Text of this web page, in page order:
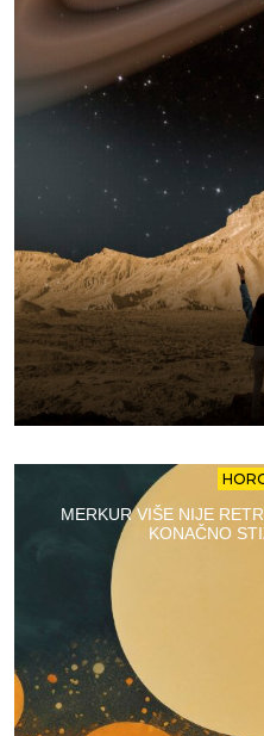
MERKUR VIŠE NIJE
KONAČNO